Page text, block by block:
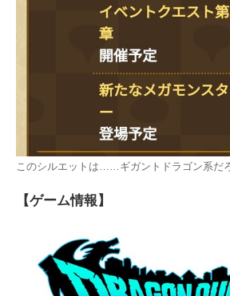
このシルエットは……ギガントドラゴン系だ
【ゲーム情報】